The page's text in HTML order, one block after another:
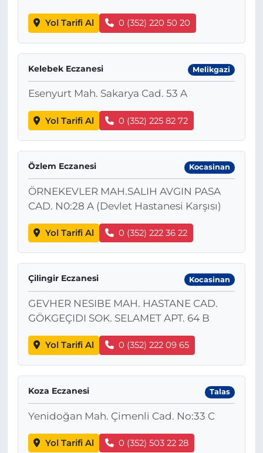
Yol Tarifi Al 0 (352) 220 50 20
Kelebek Eczanesi Melikgazi
Esenyurt Mah. Sakarya Cad. 53 A
Yol Tarifi Al 0 (352) 225 82 72
Özlem Eczanesi Kocasinan
ÖRNEKEVLER MAH.SALIH AVGIN PASA
CAD. N0:28 A (Devlet Hastanesi Karşısı)
Yol Tarifi Al 0 (352) 222 36 22
Çilingir Eczanesi Kocasinan
GEVHER NESIBE MAH. HASTANE CAD.
GÖKGEÇIDI SOK. SELAMET APT. 64 B
Yol Tarifi Al 0 (352) 222 09 65
Koza Eczanesi Talas
Yenidoğan Mah. Çimenli Cad. No:33 C
Yol Tarifi Al 0 (352) 503 22 28